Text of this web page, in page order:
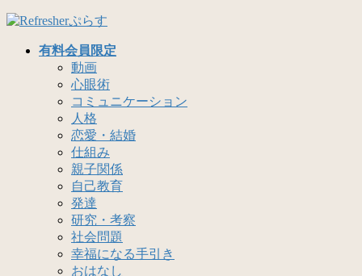
コ
ナ
有料会員限定
動画
心眼術
コミュニケーション
人格
恋愛・結婚
仕組み
親子関係
自己教育
発達
研究・考察
社会問題
幸福になる手引き
おはなし